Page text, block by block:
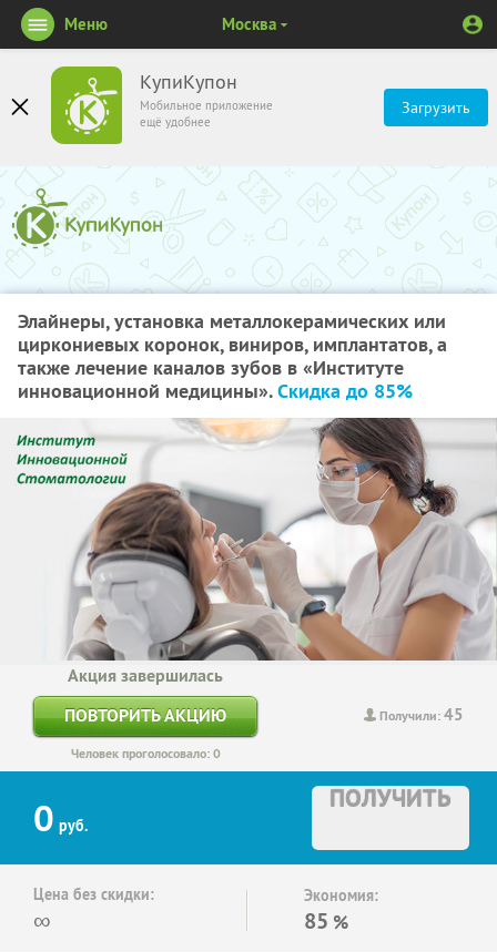
КупиКупон
Мобильное приложение
ещё удобнее
Загрузить
Меню Москва
Элайнеры, установка металлокерамических или
циркониевых коронок, виниров, имплантатов, а
также лечение каналов зубов в «Институте
инновационной медицины».Скидка до 85%
Получили:45
Акция завершилась
ПОВТОРИТЬ АКЦИЮ
Человек проголосовало: 0
0 руб.
ПОЛУЧИТЬ
Цена без скидки:
∞
Экономия:
85 %